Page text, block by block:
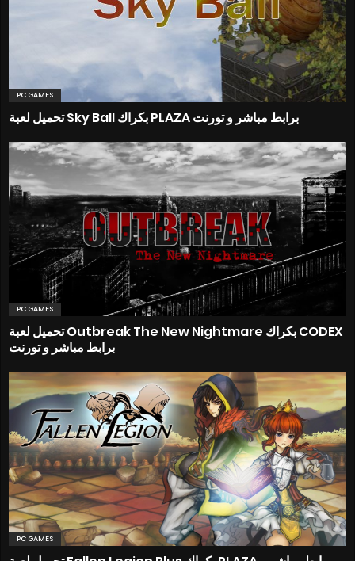
PC GAMES
تحميل لعبة Sky Ball بكراك PLAZA برابط مباشر و تورنت
PC GAMES
تحميل لعبة Outbreak The New Nightmare بكراك CODEX
برابط مباشر و تورنت
PC GAMES